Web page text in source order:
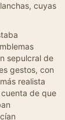
cuyas
sepulcral de
gestos, con
realista
de que